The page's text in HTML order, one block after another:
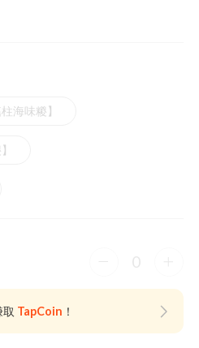
海味糉】
0
TapCoin ！